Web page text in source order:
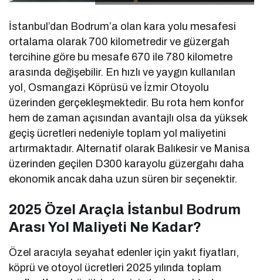
İstanbul’dan Bodrum’a olan kara yolu mesafesi
ortalama olarak 700 kilometredir ve güzergah
tercihine göre bu mesafe 670 ile 780 kilometre
arasında değişebilir. En hızlı ve yaygın kullanılan
yol, Osmangazi Köprüsü ve İzmir Otoyolu
üzerinden gerçekleşmektedir. Bu rota hem konfor
hem de zaman açısından avantajlı olsa da yüksek
geçiş ücretleri nedeniyle toplam yol maliyetini
artırmaktadır. Alternatif olarak Balıkesir ve Manisa
üzerinden geçilen D300 karayolu güzergahı daha
ekonomik ancak daha uzun süren bir seçenektir.
2025 Özel Araçla İstanbul Bodrum
Arası Yol Maliyeti Ne Kadar?
Özel aracıyla seyahat edenler için yakıt fiyatları,
köprü ve otoyol ücretleri 2025 yılında toplam